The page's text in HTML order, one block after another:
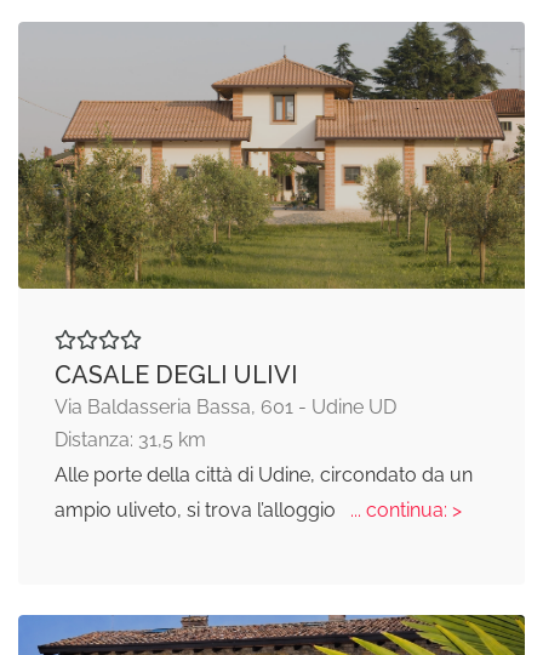
CASALE DEGLI ULIVI
Via Baldasseria Bassa, 601 - Udine UD
Distanza: 31,5 km
Alle porte della città di Udine, circondato da un
ampio uliveto, si trova l’alloggio
... continua: >